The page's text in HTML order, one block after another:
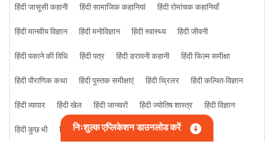
हिंदी जासूसी कहानी
हिंदी सामाजिक कहानियां
हिंदी रोमांचक कहानियाँ
हिंदी मानवीय विज्ञान
हिंदी मनोविज्ञान हिंदी स्वास्थ्य
हिंदी जीवनी
हिंदी पकाने की विधि
हिंदी पत्र हिंदी डरावनी कहानी
हिंदी फिल्म समीक्षा
हिंदी पौराणिक कथा
हिंदी पुस्तक समीक्षाएं हिंदी थ्रिलर
हिंदी कल्पित-विज्ञान
हिंदी व्यापार
हिंदी खेल हिंदी जानवरों हिंदी ज्योतिष शास्त्र
हिंदी विज्ञान
हिंदी कुछ भी
हिंदी क्राइम कहानी
निःशुल्क एप्लिकेशन डाउनलोड करें